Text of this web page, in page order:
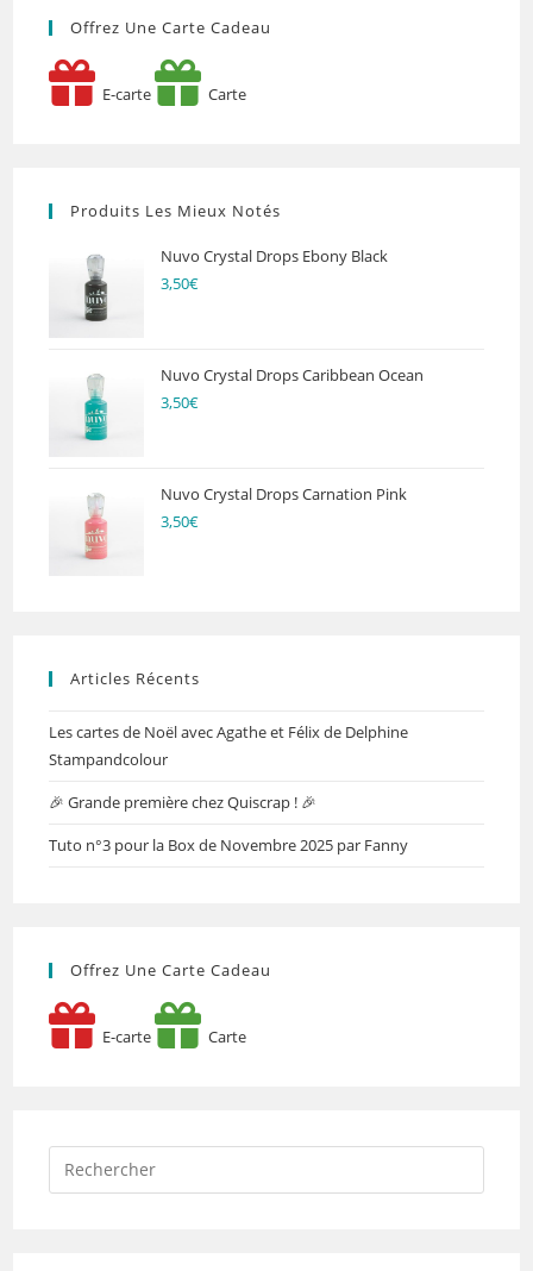
Offrez Une Carte Cadeau
E-carte Carte
Produits Les Mieux Notés
Nuvo Crystal Drops Ebony Black
3,50€
Nuvo Crystal Drops Caribbean Ocean
3,50€
Nuvo Crystal Drops Carnation Pink
3,50€
Articles Récents
Les cartes de Noël avec Agathe et Félix de Delphine
Stampandcolour
🎉 Grande première chez Quiscrap ! 🎉
Tuto n°3 pour la Box de Novembre 2025 par Fanny
Offrez Une Carte Cadeau
E-carte Carte